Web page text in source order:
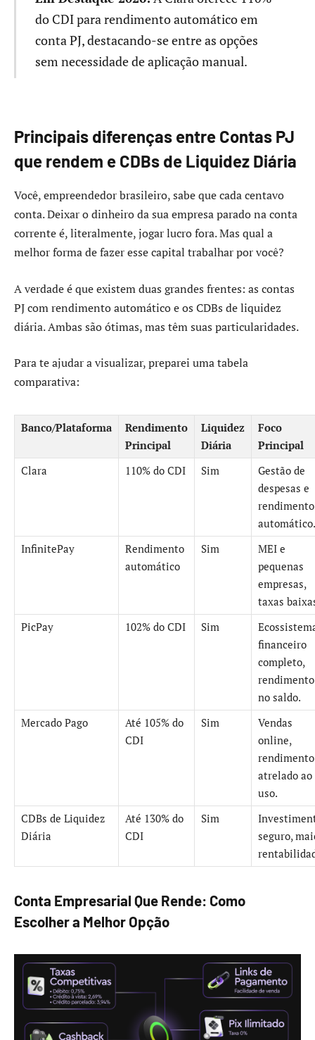
do CDI para rendimento automático em
conta PJ, destacando-se entre as opções
sem necessidade de aplicação manual.
Principais diferenças entre Contas PJ
que rendem e CDBs de Liquidez Diária
Você, empreendedor brasileiro, sabe que cada centavo
conta. Deixar o dinheiro da sua empresa parado na conta
corrente é, literalmente, jogar lucro fora. Mas qual a
melhor forma de fazer esse capital trabalhar por você?
A verdade é que existem duas grandes frentes: as contas
PJ com rendimento automático e os CDBs de liquidez
diária. Ambas são ótimas, mas têm suas particularidades.
Para te ajudar a visualizar, preparei uma tabela
comparativa:
Banco/Plataforma
Rendimento
Principal
Liquidez
Diária
Foco
Principal
Clara
110% do CDI Sim
Gestão de
despesas e
rendimento
automático.
InfinitePay
Rendimento
automático
Sim
MEI e
pequenas
empresas,
taxas
PicPay
102% do CDI Sim
financeiro
completo,
rendimento
no saldo.
Mercado Pago
Até 105% do
CDI
Sim
Vendas
online,
rendimento
atrelado ao
uso.
CDBs de Liquidez
Diária
Até 130% do
CDI
Sim
seguro,
Conta Empresarial Que Rende: Como
Escolher a Melhor Opção